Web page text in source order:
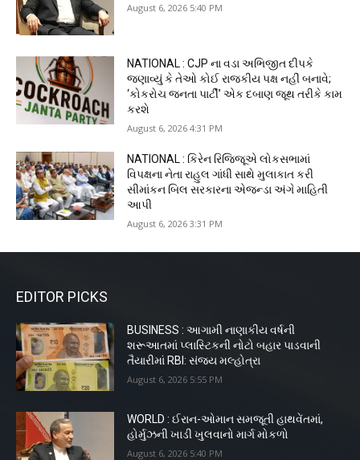
August 6, 2026 5:40 PM
NATIONAL : CJP ના વડા અભિજીત દીપકે
જણાવ્યું કે તેઓ કોઈ રાજકીય પક્ષ નહીં બનાવે;
‘કોકરોચ જનતા પાર્ટી’ એક દબાણ જૂથ તરીકે કામ
કરશે
August 6, 2026 4:31 PM
NATIONAL : કિરેન રિજિજૂએ લોકસભામાં
વિપક્ષના નેતા રાહુલ ગાંધી સાથે મુલાકાત કરી
સીમાંકન બિલ સરકારના એજન્ડા અંગે માહિતી
આપી
August 6, 2026 3:31 PM
EDITOR PICKS
BUSINESS : આગામી નાણાકીય વર્ષની
શરૂઆતમાં પ્લાસ્ટિકની નોટો બહાર પાડવાની
તૈયારીમાં RBI: સંજય મલ્હોત્રા
August 6, 2026 5:55 PM
WORLD : ઈરાન-ઓમાન સમજૂતી હાથવેંતમાં,
હોર્મુઝની ખાડી ખુલવાનો માર્ગ મોકળો
August 6, 2026 5:40 PM